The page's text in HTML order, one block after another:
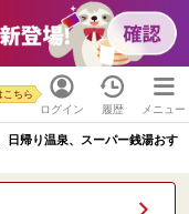
ログイン
こちら
履歴 メニュー
日帰り温泉、スーパー銭湯おす